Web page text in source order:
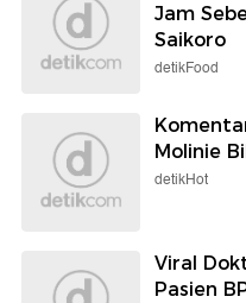
Jam
Saikoro
detikFood
Molinie
detikHot
Viral
Pasien